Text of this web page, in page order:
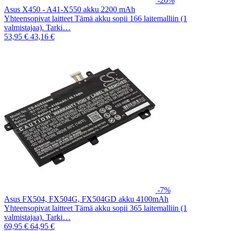
Asus X450 - A41-X550 akku 2200 mAh
Yhteensopivat laitteet Tämä akku sopii 166 laitemalliin (1
valmistajaa). Tarki…
53,95 € 43,16 €
-7%
Asus FX504, FX504G, FX504GD akku 4100mAh
Yhteensopivat laitteet Tämä akku sopii 365 laitemalliin (1
valmistajaa). Tarki…
69,95 € 64,95 €